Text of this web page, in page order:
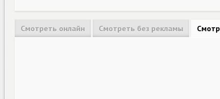
Смотреть онлайн Смотреть без рекламы